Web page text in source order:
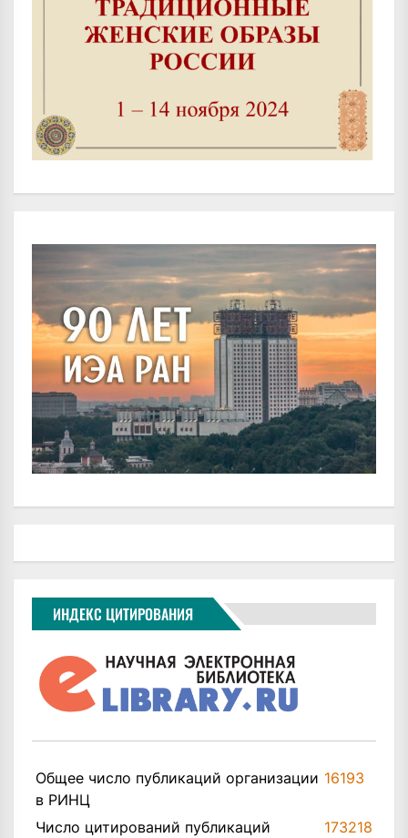
ИНДЕКС ЦИТИРОВАНИЯ
Общее число публикаций организации
в РИНЦ
16193
Число цитирований публикаций
173218